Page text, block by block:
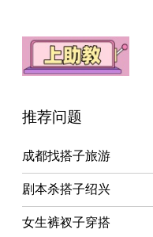
推荐问题
成都找搭子旅游
剧本杀搭子绍兴
女生裤衩子穿搭